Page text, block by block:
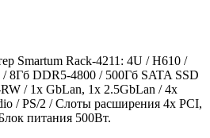
Smartum Rack-4211: 4U / H610 /
8Гб DDR5-4800 / 500Гб SATA SSD
/ 1x GbLan, 1x 2.5GbLan / 4x
/ PS/2 / Слоты расширения 4x PCI,
питания 500Вт.